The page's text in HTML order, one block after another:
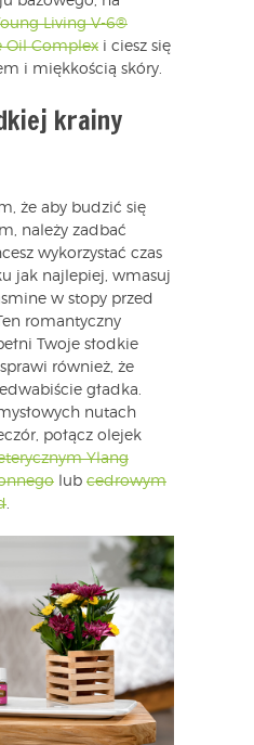
Living V-6®
Oil Complex i ciesz się
i miękkością skóry.
krainy
że aby budzić się
należy zadbać
wykorzystać czas
jak najlepiej, wmasuj
w stopy przed
romantyczny
Twoje słodkie
również, że
gładka.
nutach
połącz olejek
Ylang
lub cedrowym
.